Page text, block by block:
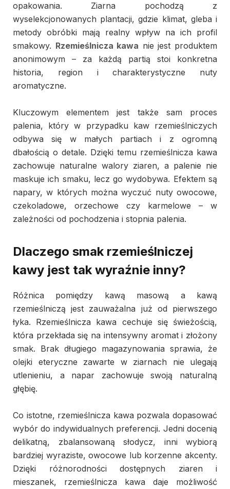
opakowania. Ziarna pochodzą z
wyselekcjonowanych plantacji, gdzie klimat, gleba i
metody obróbki mają realny wpływ na ich profil
smakowy. Rzemieślnicza kawa nie jest produktem
anonimowym – za każdą partią stoi konkretna
historia, region i charakterystyczne nuty
aromatyczne.
Kluczowym elementem jest także sam proces
palenia, który w przypadku kaw rzemieślniczych
odbywa się w małych partiach i z ogromną
dbałością o detale. Dzięki temu rzemieślnicza kawa
zachowuje naturalne walory ziaren, a palenie nie
maskuje ich smaku, lecz go wydobywa. Efektem są
napary, w których można wyczuć nuty owocowe,
czekoladowe, orzechowe czy karmelowe – w
zależności od pochodzenia i stopnia palenia.
Dlaczego smak rzemieślniczej
kawy jest tak wyraźnie inny?
Różnica pomiędzy kawą masową a kawą
rzemieślniczą jest zauważalna już od pierwszego
łyka. Rzemieślnicza kawa cechuje się świeżością,
która przekłada się na intensywny aromat i złożony
smak. Brak długiego magazynowania sprawia, że
olejki eteryczne zawarte w ziarnach nie ulegają
utlenieniu, a napar zachowuje swoją naturalną
głębię.
Co istotne, rzemieślnicza kawa pozwala dopasować
wybór do indywidualnych preferencji. Jedni docenią
delikatną, zbalansowaną słodycz, inni wybiorą
bardziej wyraziste, owocowe lub korzenne akcenty.
Dzięki różnorodności dostępnych ziaren i
mieszanek, rzemieślnicza kawa daje możliwość